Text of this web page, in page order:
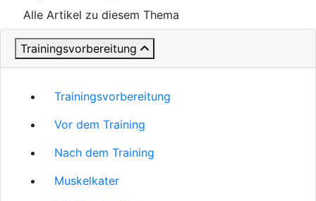
Alle Artikel zu diesem Thema
Trainingsvorbereitung
Trainingsvorbereitung
Vor dem Training
Nach dem Training
Muskelkater